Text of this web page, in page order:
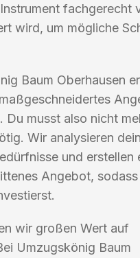
fachgerecht
wird, um mögliche
Baum Oberhausen
Du musst also nicht
Wir analysieren
und erstellen
Angebot,
wir großen Wert auf
Umzugskönig Baum